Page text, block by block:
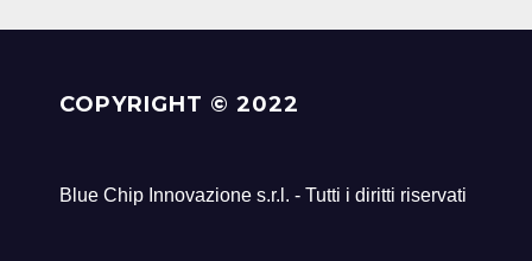
COPYRIGHT © 2022
Blue Chip Innovazione s.r.l. - Tutti i diritti riservati